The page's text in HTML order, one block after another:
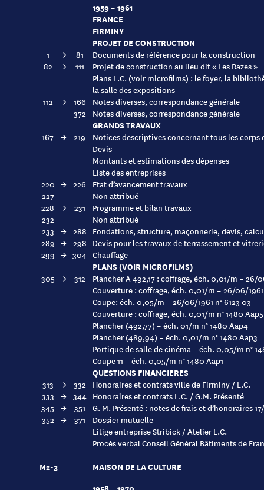
1959 – 1961
FRANCE
FIRMINY
PROJET DE CONSTRUCTION
1 → 81
Documents de référence pour la construction
82
→ 111
Projet de construction au lieu dit « Les Razes »
Plans L.C. (voir microfilms) : le foyer, la
la salle des expositions
112
→ 166
372
Notes diverses, correspondance générale
Notes diverses, correspondance générale
GRANDS TRAVAUX
167 → 219
Notices descriptives concernant tous les corps
Devis
Montants et estimations des dépenses
Liste des entreprises
220 → 226
Etat d’avancement travaux
227
Non attribué
228 → 231
Programme et bilan travaux
232
Non attribué
233 → 288 Fondations, structure, maçonnerie, devis,
289 → 298 Devis pour les travaux de terrassement et
299 → 304 Chauffage
PLANS (VOIR MICROFILMS)
305 → 312
Plancher A 492,17 : coffrage, éch. 0,01/m – 26/
Couverture : coffrage, éch. 0,01/m – 26/06/1961
Coupe: éch. 0,05/m – 26/06/1961 n° 6123 03
Couverture : coffrage, éch. 0,01/m n° 1480 Aap5
Plancher (492,77) – éch. 01/m n° 1480 Aap4
Plancher (489,94) – éch. 0,01/m n° 1480 Aap3
Portique de salle de cinéma – éch. 0,05/m n°
Coupe 11 – éch. 0,05/m n° 1480 Aap1
QUESTIONS FINANCIERES
313 → 332
Honoraires et contrats ville de Firminy / L.C.
333 → 344 Honoraires et contrats L.C. / G.M. Présenté
345 → 351
G. M. Présenté : notes de frais et d’honoraires
352 → 371
Dossier mutuelle
Litige entreprise Stribick / Atelier L.C.
Procès verbal Conseil Général Bâtiments de
M2-3
MAISON DE LA CULTURE